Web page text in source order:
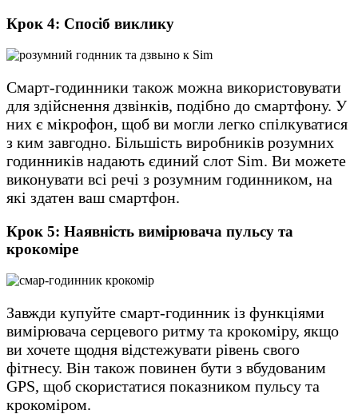
Крок 4: Спосіб виклику
Смарт-годинники також можна використовувати
для здійснення дзвінків, подібно до смартфону. У
них є мікрофон, щоб ви могли легко спілкуватися
з ким завгодно. Більшість виробників розумних
годинників надають єдиний слот Sim. Ви можете
виконувати всі речі з розумним годинником, на
які здатен ваш смартфон.
Крок 5: Наявність вимірювача пульсу та
крокомірe
Завжди купуйте смарт-годинник із функціями
вимірювача серцевого ритму та крокоміру, якщо
ви хочете щодня відстежувати рівень свого
фітнесу. Він також повинен бути з вбудованим
GPS, щоб скористатися показником пульсу та
крокоміром.